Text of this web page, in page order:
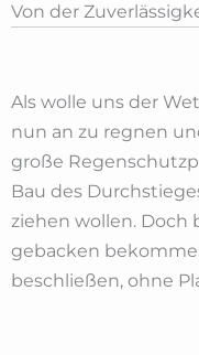
Von der
Als wolle uns der
nun an zu regnen
große
Bau des
ziehen wollen. Doch
gebacken
beschließen, ohne